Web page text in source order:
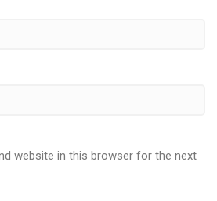
website in this browser for the next